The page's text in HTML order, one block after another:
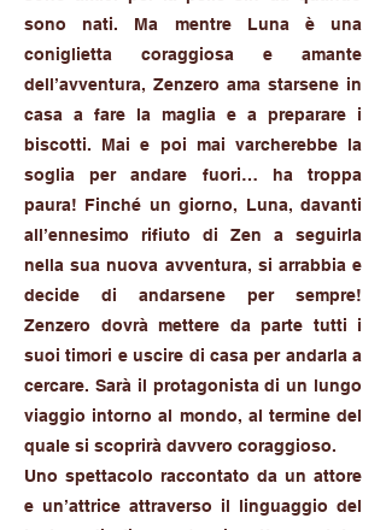
sono nati. Ma mentre Luna è una
coniglietta coraggiosa e amante
dell’avventura, Zenzero ama starsene in
casa a fare la maglia e a preparare i
biscotti. Mai e poi mai varcherebbe la
soglia per andare fuori… ha troppa
paura! Finché un giorno, Luna, davanti
all’ennesimo rifiuto di Zen a seguirla
nella sua nuova avventura, si arrabbia e
decide di andarsene per sempre!
Zenzero dovrà mettere da parte tutti i
suoi timori e uscire di casa per andarla a
cercare. Sarà il protagonista di un lungo
viaggio intorno al mondo, al termine del
quale si scoprirà davvero coraggioso.
Uno spettacolo raccontato da un attore
e un’attrice attraverso il linguaggio del